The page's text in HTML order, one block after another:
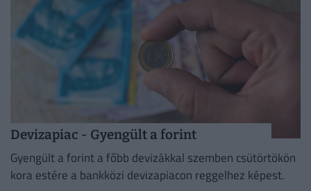
Devizapiac - Gyengült a forint
Gyengült a forint a főbb devizákkal szemben csütörtökön
kora estére a bankközi devizapiacon reggelhez képest.